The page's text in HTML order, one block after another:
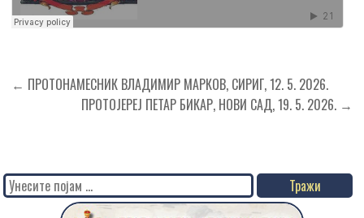
Кретање
чланка
← ПРОТОНАМЕСНИК ВЛАДИМИР МАРКОВ, СИРИГ, 12. 5. 2026.
ПРОТОЈЕРЕЈ ПЕТАР БИКАР, НОВИ САД, 19. 5. 2026. →
Search
for: